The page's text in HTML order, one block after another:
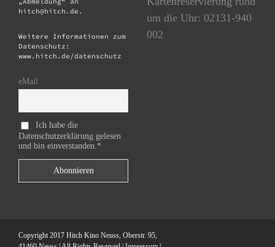
hitch@hitch.de.
Weitere Informationen zum
Datenschutz:
www.hitch.de/datenschutz
eMail
Ich habe die
Datenschutzerklärung gelesen
und bin einverstanden.*
um die Uhr: 02131-940
002
Copyright 2017 Hitch Kino Neuss, Oberstr. 95,